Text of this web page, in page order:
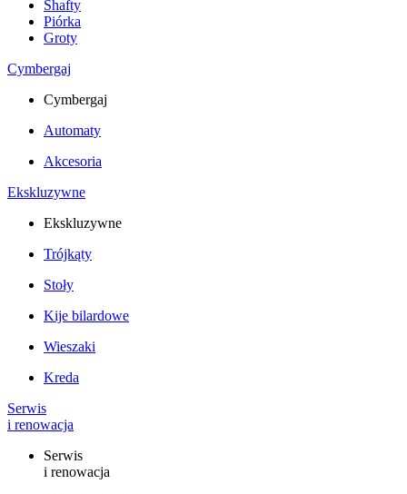
Shafty
Piórka
Groty
Cymbergaj
Cymbergaj
Automaty
Akcesoria
Ekskluzywne
Ekskluzywne
Trójkąty
Stoły
Kije bilardowe
Wieszaki
Kreda
Serwis
i renowacja
Serwis
i renowacja